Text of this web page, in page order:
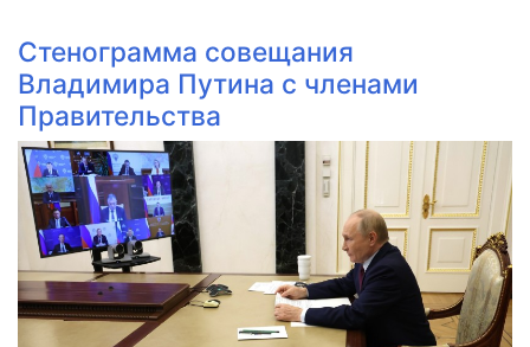
Стенограмма совещания
Владимира Путина с членами
Правительства